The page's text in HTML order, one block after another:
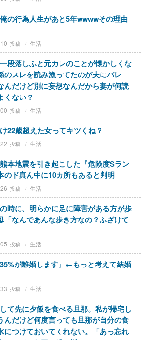
俺の行為人生があと5年wwwwその理由
生活
段落しふと元カレのことが懐かしくな
のスレを読み漁ってたのが夫にバレ
んだけど別に妄想なんだから妻が何読
くない？
生活
22歳超えた女ってキツくね？
生活
熊本地震を引き起こした『危険度Sラン
のド真ん中に10カ所もあると判明
生活
時に、明らかに足に障害がある方が歩
「なんであんな歩き方なの？ふざけて
生活
が離婚します」←もっと考えて結婚
生活
て先に夕飯を食べる旦那。私が帰宅し
んだけど何度言っても旦那が自分の食
につけておいてくれない。「あっ忘れ